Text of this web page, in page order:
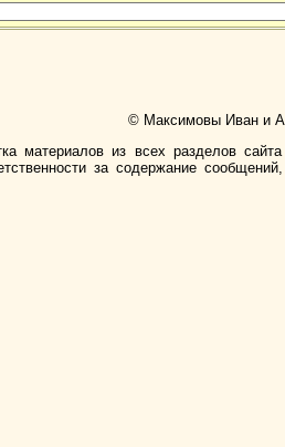
© Максимовы Иван и
материалов из всех разделов
за содержание